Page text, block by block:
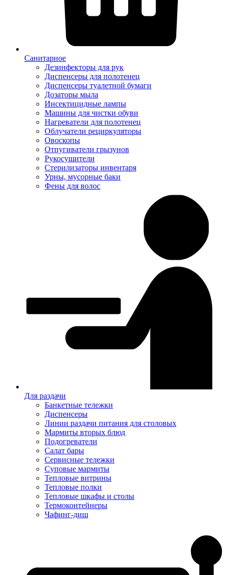
Санитарное
Дезинфекторы для рук
Диспенсеры для полотенец
Диспенсеры туалетной бумаги
Дозаторы мыла
Инсектицидные лампы
Машины для чистки обуви
Нагреватели для полотенец
Облучатели рециркуляторы
Овоскопы
Отпугиватели грызунов
Рукосушители
Стерилизаторы инвентаря
Урны, мусорные баки
Фены для волос
Для раздачи
Банкетные тележки
Диспенсеры
Линии раздачи питания для столовых
Мармиты вторых блюд
Подогреватели
Салат бары
Сервисные тележки
Суповые мармиты
Тепловые витрины
Тепловые полки
Тепловые шкафы и столы
Термоконтейнеры
Чафинг-диш